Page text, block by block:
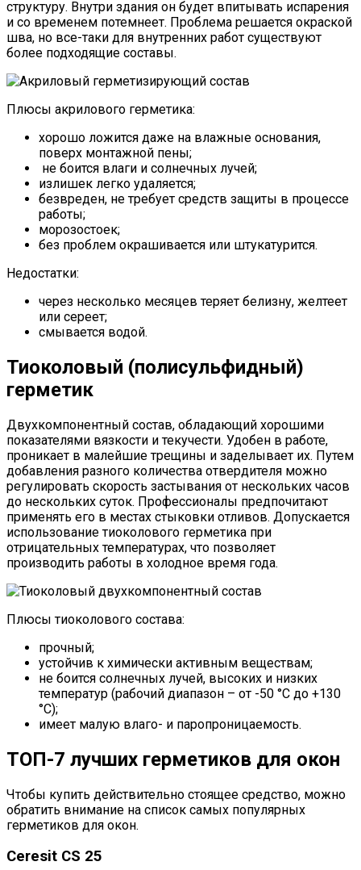
структуру. Внутри здания он будет впитывать испарения
и со временем потемнеет. Проблема решается окраской
шва, но все-таки для внутренних работ существуют
более подходящие составы.
Плюсы акрилового герметика:
хорошо ложится даже на влажные основания,
поверх монтажной пены;
не боится влаги и солнечных лучей;
излишек легко удаляется;
безвреден, не требует средств защиты в процессе
работы;
морозостоек;
без проблем окрашивается или штукатурится.
Недостатки:
через несколько месяцев теряет белизну, желтеет
или сереет;
смывается водой.
Тиоколовый (полисульфидный)
герметик
Двухкомпонентный состав, обладающий хорошими
показателями вязкости и текучести. Удобен в работе,
проникает в малейшие трещины и заделывает их. Путем
добавления разного количества отвердителя можно
регулировать скорость застывания от нескольких часов
до нескольких суток. Профессионалы предпочитают
применять его в местах стыковки отливов. Допускается
использование тиоколового герметика при
отрицательных температурах, что позволяет
производить работы в холодное время года.
Плюсы тиоколового состава:
прочный;
устойчив к химически активным веществам;
не боится солнечных лучей, высоких и низких
температур (рабочий диапазон – от -50 °C до +130
°C);
имеет малую влаго- и паропроницаемость.
ТОП-7 лучших герметиков для окон
Чтобы купить действительно стоящее средство, можно
обратить внимание на список самых популярных
герметиков для окон.
Ceresit CS 25